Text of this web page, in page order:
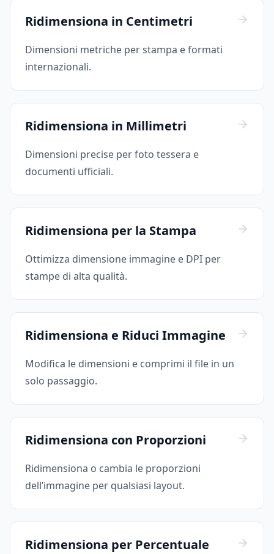
Ridimensiona in Centimetri
Dimensioni metriche per stampa e formati
internazionali.
Ridimensiona in Millimetri
Dimensioni precise per foto tessera e
documenti ufficiali.
Ridimensiona per la Stampa
Ottimizza dimensione immagine e DPI per
stampe di alta qualità.
Ridimensiona e Riduci Immagine
Modifica le dimensioni e comprimi il file in un
solo passaggio.
Ridimensiona con Proporzioni
Ridimensiona o cambia le proporzioni
dell’immagine per qualsiasi layout.
Ridimensiona per Percentuale